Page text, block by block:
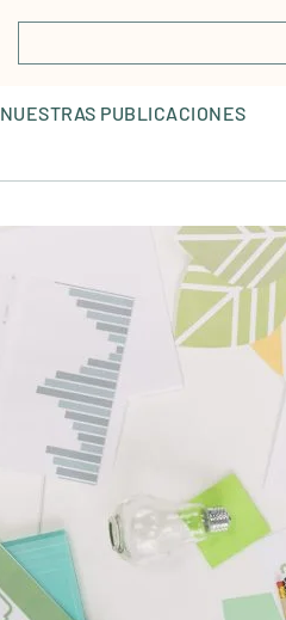
NUESTRAS PUBLICACIONES
NUESTRAS PUBLICACIONES